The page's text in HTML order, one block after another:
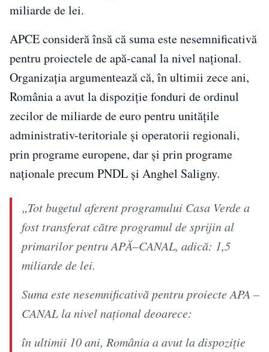
miliarde de lei.
APCE consideră însă că suma este nesemnificativă
pentru proiectele de apă-canal la nivel național.
Organizația argumentează că, în ultimii zece ani,
România a avut la dispoziție fonduri de ordinul
zecilor de miliarde de euro pentru unitățile
administrativ-teritoriale și operatorii regionali,
prin programe europene, dar și prin programe
naționale precum PNDL și Anghel Saligny.
„Tot bugetul aferent programului Casa Verde a
fost transferat către programul de sprijin al
primarilor pentru APĂ–CANAL, adică: 1,5
miliarde de lei.
Suma este nesemnificativă pentru proiecte APA –
CANAL la nivel național deoarece:
în ultimii 10 ani, România a avut la dispoziție